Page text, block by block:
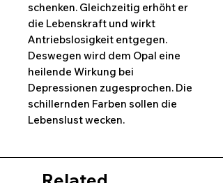
schenken. Gleichzeitig erhöht er
die Lebenskraft und wirkt
Antriebslosigkeit entgegen.
Deswegen wird dem Opal eine
heilende Wirkung bei
Depressionen zugesprochen. Die
schillernden Farben sollen die
Lebenslust wecken.